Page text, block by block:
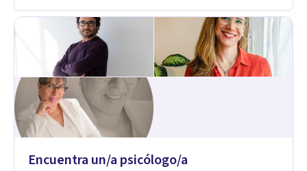
Encuentra un/a psicólogo/a